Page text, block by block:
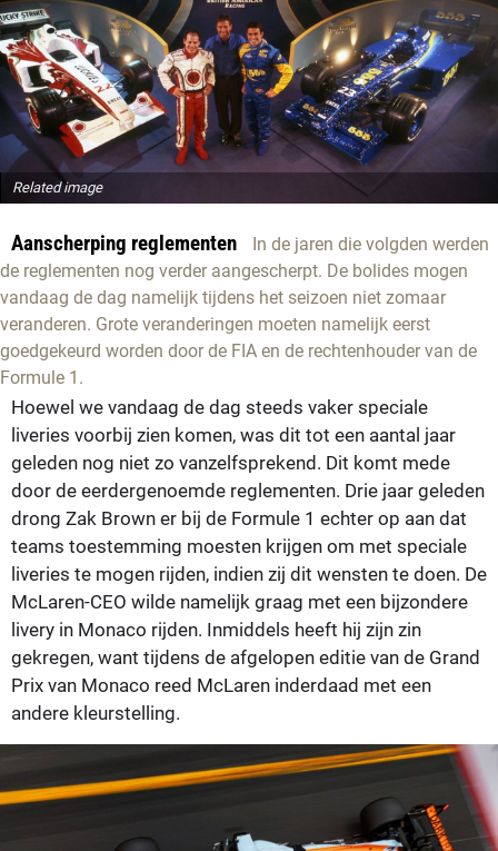
Related image
Aanscherping reglementen
In de jaren die volgden werden
de reglementen nog verder aangescherpt. De bolides mogen
vandaag de dag namelijk tijdens het seizoen niet zomaar
veranderen. Grote veranderingen moeten namelijk eerst
goedgekeurd worden door de FIA en de rechtenhouder van de
Formule 1.
Hoewel we vandaag de dag steeds vaker speciale
liveries voorbij zien komen, was dit tot een aantal jaar
geleden nog niet zo vanzelfsprekend. Dit komt mede
door de eerdergenoemde reglementen. Drie jaar geleden
drong Zak Brown er bij de Formule 1 echter op aan dat
teams toestemming moesten krijgen om met speciale
liveries te mogen rijden, indien zij dit wensten te doen. De
McLaren-CEO wilde namelijk graag met een bijzondere
livery in Monaco rijden. Inmiddels heeft hij zijn zin
gekregen, want tijdens de afgelopen editie van de Grand
Prix van Monaco reed McLaren inderdaad met een
andere kleurstelling.